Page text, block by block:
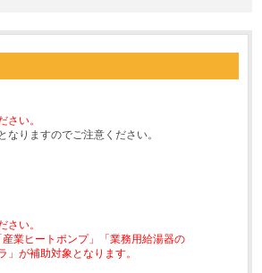
い。
りますのでご注意ください。
い。
業ヒートポンプ」「業務用給湯器の
が補助対象となります。